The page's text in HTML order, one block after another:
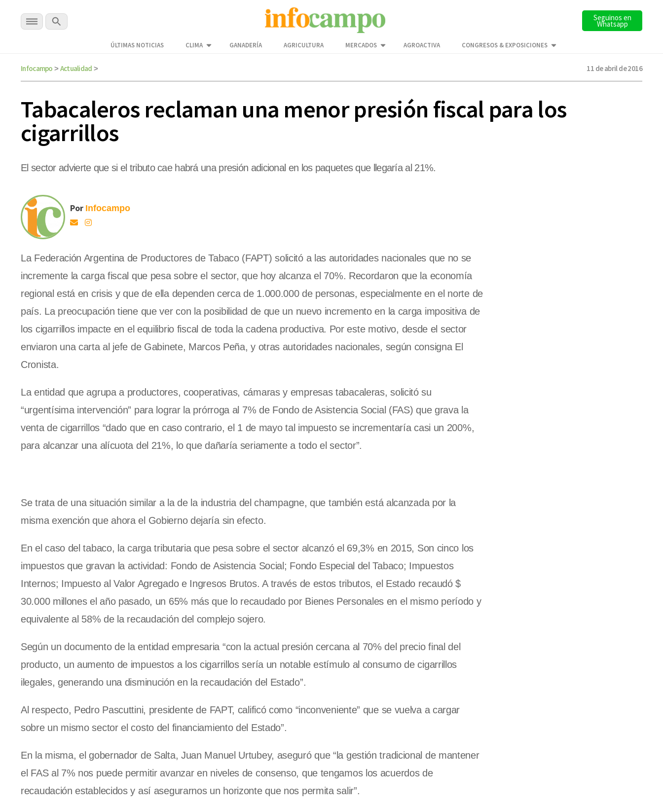
Seguinos en
Whatsapp
ÚLTIMAS NOTICIAS CLIMA GANADERÍA AGRICULTURA MERCADOS AGROACTIVA CONGRESOS & EXPOSICIONES
Infocampo > Actualidad > 11 de abril de 2016
Tabacaleros reclaman una menor presión fiscal para los
cigarrillos
El sector advierte que si el tributo cae habrá una presión adicional en los paquetes que llegaría al 21%.
Por Infocampo
La Federación Argentina de Productores de Tabaco (FAPT) solicitó a las autoridades nacionales que no se
incremente la carga fiscal que pesa sobre el sector, que hoy alcanza el 70%. Recordaron que la economía
regional está en crisis y que de ella dependen cerca de 1.000.000 de personas, especialmente en el norte de
país. La preocupación tiene que ver con la posibilidad de que un nuevo incremento en la carga impositiva de
los cigarrillos impacte en el equilibrio fiscal de toda la cadena productiva. Por este motivo, desde el sector
enviaron una carta al jefe de Gabinete, Marcos Peña, y otras autoridades nacionales, según consigna El
Cronista.
La entidad que agrupa a productores, cooperativas, cámaras y empresas tabacaleras, solicitó su
“urgentísima intervención” para lograr la prórroga al 7% de Fondo de Asistencia Social (FAS) que grava la
venta de cigarrillos “dado que en caso contrario, el 1 de mayo tal impuesto se incrementaría casi un 200%,
para alcanzar una alícuota del 21%, lo que dañaría seriamente a todo el sector”.
Se trata de una situación similar a la de la industria del champagne, que también está alcanzada por la
misma exención que ahora el Gobierno dejaría sin efecto.
En el caso del tabaco, la carga tributaria que pesa sobre el sector alcanzó el 69,3% en 2015, Son cinco los
impuestos que gravan la actividad: Fondo de Asistencia Social; Fondo Especial del Tabaco; Impuestos
Internos; Impuesto al Valor Agregado e Ingresos Brutos. A través de estos tributos, el Estado recaudó $
30.000 millones el año pasado, un 65% más que lo recaudado por Bienes Personales en el mismo período y
equivalente al 58% de la recaudación del complejo sojero.
Según un documento de la entidad empresaria “con la actual presión cercana al 70% del precio final del
producto, un aumento de impuestos a los cigarrillos sería un notable estímulo al consumo de cigarrillos
ilegales, generando una disminución en la recaudación del Estado”.
Al respecto, Pedro Pascuttini, presidente de FAPT, calificó como “inconveniente” que se vuelva a cargar
sobre un mismo sector el costo del financiamiento del Estado”.
En la misma, el gobernador de Salta, Juan Manuel Urtubey, aseguró que “la gestión tradicional de mantener
el FAS al 7% nos puede permitir avanzar en niveles de consenso, que tengamos los acuerdos de
recaudación establecidos y así asegurarnos un horizonte que nos permita salir”.